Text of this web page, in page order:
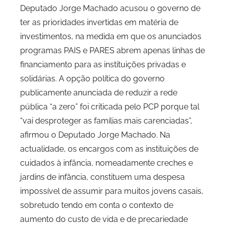
d
e
t
o
Deputado Jorge Machado acusou o governo de
ter as prioridades invertidas em matéria de
investimentos, na medida em que os anunciados
programas PAIS e PARES abrem apenas linhas de
financiamento para as instituições privadas e
solidárias. A opção política do governo
publicamente anunciada de reduzir a rede
pública “a zero” foi criticada pelo PCP porque tal
“vai desproteger as famílias mais carenciadas”,
afirmou o Deputado Jorge Machado. Na
actualidade, os encargos com as instituições de
cuidados à infância, nomeadamente creches e
jardins de infância, constituem uma despesa
impossível de assumir para muitos jovens casais,
sobretudo tendo em conta o contexto de
aumento do custo de vida e de precariedade